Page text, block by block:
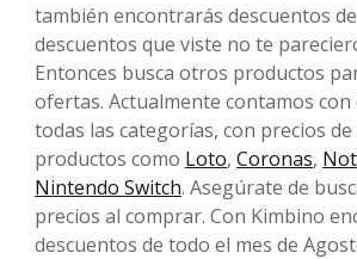
también encontrarás descuentos
descuentos que viste no te
Entonces busca otros productos
ofertas. Actualmente contamos con
todas las categorías, con precios
productos como Loto, Coronas,
Nintendo Switch. Asegúrate de
precios al comprar. Con Kimbino
descuentos de todo el mes de